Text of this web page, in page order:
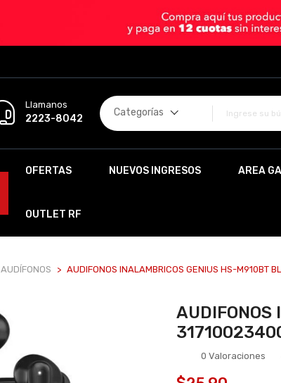
Llamanos
2223-8042
Categorías
OFERTAS NUEVOS INGRESOS AREA
OUTLET RF
AUDÍFONOS AUDIFONOS INALAMBRICOS GENIUS HS-M910BT
AUDIFONOS
0 Valoraciones